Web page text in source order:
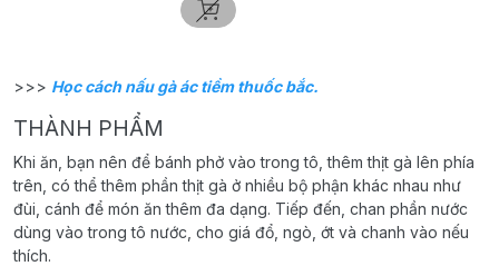
>>> Học cách nấu gà ác tiềm thuốc bắc.
THÀNH PHẨM
Khi ăn, bạn nên để bánh phở vào trong tô, thêm thịt gà lên phía
trên, có thể thêm phần thịt gà ở nhiều bộ phận khác nhau như
đùi, cánh để món ăn thêm đa dạng. Tiếp đến, chan phần nước
dùng vào trong tô nước, cho giá đổ, ngò, ớt và chanh vào nếu
thích.